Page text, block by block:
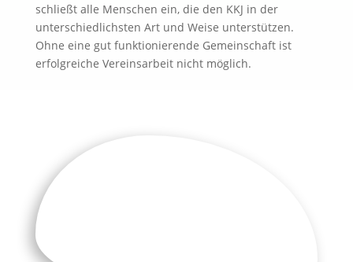
schließt alle Menschen ein, die den KKJ in der
unterschiedlichsten Art und Weise unterstützen.
Ohne eine gut funktionierende Gemeinschaft ist
erfolgreiche Vereinsarbeit nicht möglich.